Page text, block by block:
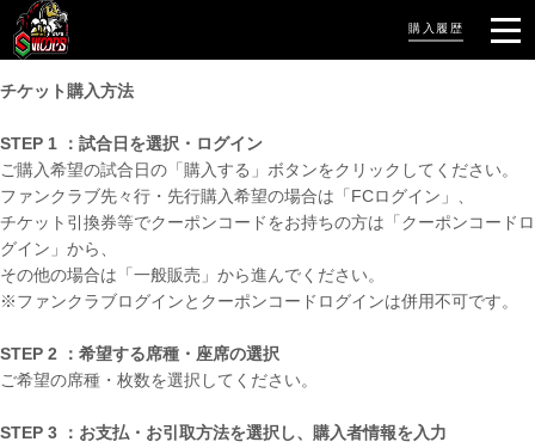
購入履歴
チケット購入方法
STEP 1 ：試合日を選択・ログイン
ご購入希望の試合日の「購入する」ボタンをクリックしてください。
ファンクラブ先々行・先行購入希望の場合は「FCログイン」、
チケット引換券等でクーポンコードをお持ちの方は「クーポンコードロ
グイン」から、
その他の場合は「一般販売」から進んでください。
※ファンクラブログインとクーポンコードログインは併用不可です。
STEP 2 ：希望する席種・座席の選択
ご希望の席種・枚数を選択してください。
STEP 3 ：お支払・お引取方法を選択し、購入者情報を入力